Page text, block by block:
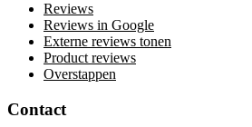
Reviews
Reviews in Google
Externe reviews tonen
Product reviews
Overstappen
Contact